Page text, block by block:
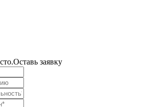
Оставь заявку